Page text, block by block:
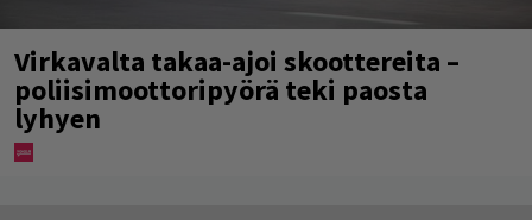
Virkavalta takaa-ajoi skoottereita –
poliisimoottoripyörä teki paosta
lyhyen